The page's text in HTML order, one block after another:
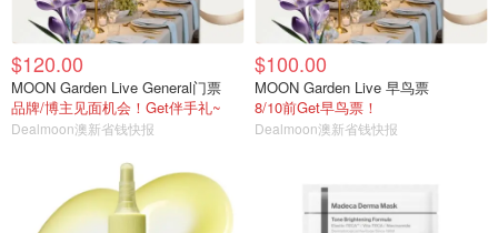
$120.00
MOON Garden Live General门票
品牌/博主见面机会！Get伴手礼~
Dealmoon澳新省钱快报
$100.00
MOON Garden Live 早鸟票
8/10前Get早鸟票！
Dealmoon澳新省钱快报